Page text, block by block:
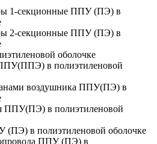
1-секционные ППУ (ПЭ) в
2-секционные ППУ (ПЭ) в
оболочке
в полиэтиленовой
воздушника ППУ(ПЭ) в
ППУ(ПЭ) в полиэтиленовой
(ПЭ) в полиэтиленовой оболочке
ППУ (ПЭ) в